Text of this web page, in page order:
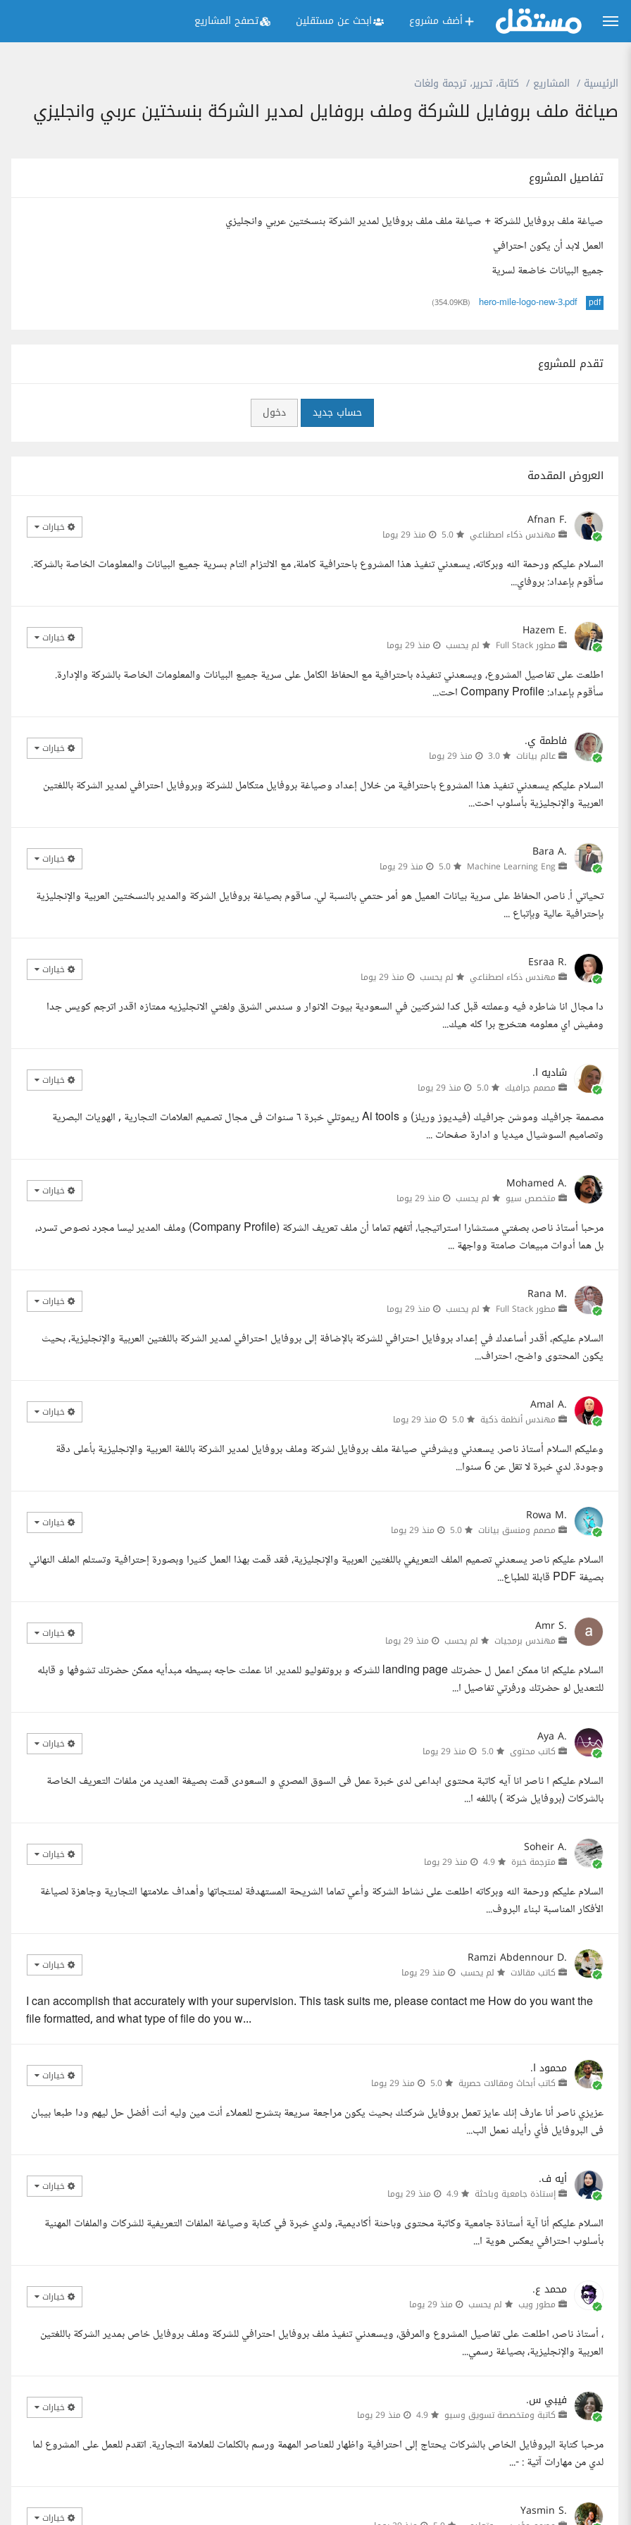
أضف مشروع ابحث عن مستقلين تصفح المشاريع
الرئيسية المشاريع كتابة، تحرير، ترجمة ولغات
صياغة ملف بروفايل للشركة وملف بروفايل لمدير الشركة بنسختين عربي وانجليزي
تفاصيل المشروع
صياغة ملف بروفايل للشركة + صياغة ملف ملف بروفايل لمدير الشركة بنسختين عربي وانجليزي
العمل لابد أن يكون احترافي
جميع البيانات خاضعة لسرية
pdf
hero-mile-logo-new-3.pdf
(354.09KB)
تقدم للمشروع
حساب جديد دخول
العروض المقدمة
Afnan F.
مهندس ذكاء اصطناعي منذ 29 يوما خيارات
السلام عليكم ورحمة الله وبركاته، يسعدني تنفيذ هذا المشروع باحترافية كاملة، مع الالتزام التام بسرية جميع البيانات والمعلومات الخاصة بالشركة.
سأقوم بإعداد: بروفاي...
Hazem E.
مطور Full Stack لم يحسب منذ 29 يوما خيارات
اطلعت على تفاصيل المشروع، ويسعدني تنفيذه باحترافية مع الحفاظ الكامل على سرية جميع البيانات والمعلومات الخاصة بالشركة والإدارة.
سأقوم بإعداد: Company Profile احت...
فاطمة ي.
عالم بيانات منذ 29 يوما خيارات
السلام عليكم يسعدني تنفيذ هذا المشروع باحترافية من خلال إعداد وصياغة بروفايل متكامل للشركة وبروفايل احترافي لمدير الشركة باللغتين
العربية والإنجليزية بأسلوب احت...
Bara A.
منذ 29 يوما خيارات
تحياتي أ. ناصر، الحفاظ على سرية بيانات العميل هو أمر حتمي بالنسبة لي. ساقوم بصياغة بروفايل الشركة والمدير بالنسختين العربية والإنجليزية
بإحترافية عالية وبإتباع ...
Esraa R.
مهندس ذكاء اصطناعي لم يحسب منذ 29 يوما خيارات
دا مجال انا شاطره فيه وعملته قبل كدا لشركتين في السعودية بيوت الانوار و سندس الشرق ولغتي الانجليزيه ممتازه اقدر اترجم كويس جدا
ومفيش اي معلومه هتخرج برا كله هيك...
شاديه ا.
مصمم جرافيك منذ 29 يوما خيارات
مصممة جرافيك وموشن جرافيك (فيديوز وريلز) و Ai tools ريموتلي خبرة ٦ سنوات فى مجال تصميم العلامات التجارية , الهويات البصرية
وتصاميم السوشيال ميديا و ادارة صفحات ...
Mohamed A.
متخصص سيو لم يحسب منذ 29 يوما خيارات
مرحبا أستاذ ناصر، بصفتي مستشارا استراتيجيا، أتفهم تماما أن ملف تعريف الشركة (Company Profile) وملف المدير ليسا مجرد نصوص تسرد،
بل هما أدوات مبيعات صامتة وواجهة ...
Rana M.
مطور Full Stack لم يحسب منذ 29 يوما خيارات
السلام عليكم، أقدر أساعدك في إعداد بروفايل احترافي للشركة بالإضافة إلى بروفايل احترافي لمدير الشركة باللغتين العربية والإنجليزية، بحيث
يكون المحتوى واضح، احتراف...
Amal A.
مهندس أنظمة ذكية منذ 29 يوما خيارات
وعليكم السلام أستاذ ناصر. يسعدني ويشرفني صياغة ملف بروفايل لشركة وملف بروفايل لمدير الشركة باللغة العربية والإنجليزية بأعلى دقة
وجودة. لدي خبرة لا تقل عن 6 سنوا...
Rowa M.
مصمم ومنسق بيانات منذ 29 يوما خيارات
السلام عليكم ناصر يسعدني تصميم الملف التعريفي باللغتين العربية والإنجليزية، فقد قمت بهذا العمل كثيرا وبصورة إحترافية وتستلم الملف النهائي
بصيفة PDF قابلة للطباع...
Amr S.
مهندس برمجيات لم يحسب منذ 29 يوما خيارات
السلام عليكم انا ممكن اعمل ل حضرتك landing page للشركه و بروتفوليو للمدير. انا عملت حاجه بسيطه مبدأيه ممكن حضرتك تشوفها و قابله
للتعديل لو حضرتك ورفرتي تفاصيل ا...
Aya A.
كاتب محتوى منذ 29 يوما خيارات
السلام عليكم ا ناصر انا آيه كاتبة محتوى ابداعى لدى خبرة عمل فى السوق المصري و السعودى قمت بصيغة العديد من ملفات التعريف الخاصة
بالشركات (بروفايل شركة ) باللغه ا...
Soheir A.
مترجمة خبرة منذ 29 يوما خيارات
السلام عليكم ورحمة الله وبركاته اطلعت على نشاط الشركة وأعي تماما الشريحة المستهدفة لمنتجاتها وأهداف علامتها التجارية وجاهزة لصياغة
الأفكار المناسبة لبناء البروف...
Ramzi Abdennour D.
كاتب مقالات لم يحسب منذ 29 يوما خيارات
I can accomplish that accurately with your supervision. This task suits me, please contact me How do you want the
file formatted, and what type of file do you w...
محمود ا.
كاتب أبحاث ومقالات حصرية منذ 29 يوما خيارات
عزيزي ناصر أنا عارف إنك عايز تعمل بروفايل شركتك بحيث يكون مراجعة سريعة بتشرح للعملاء أنت مين وليه أنت أفضل حل ليهم ودا طبعا بيبان
فى البروفايل فأي رأيك نعمل الب...
أيه ف.
إستاذة جامعية وباحثة منذ 29 يوما خيارات
السلام عليكم أنا آية أستاذة جامعية وكاتبة محتوى وباحثة أكاديمية، ولدي خبرة في كتابة وصياغة الملفات التعريفية للشركات والملفات المهنية
بأسلوب احترافي يعكس هوية ا...
محمد ع.
مطور ويب لم يحسب منذ 29 يوما خيارات
، أستاذ ناصر، اطلعت على تفاصيل المشروع والمرفق، ويسعدني تنفيذ ملف بروفايل احترافي للشركة وملف بروفايل خاص بمدير الشركة باللغتين
العربية والإنجليزية، بصياغة رسمي...
فيبي س.
كاتبة ومتخصصة تسويق وسيو منذ 29 يوما خيارات
مرحبا كتابة البروفايل الخاص بالشركات يحتاج إلى احترافية واظهار للعناصر المهمة ورسم بالكلمات للعلامة التجارية. اتقدم للعمل على المشروع لما
لدي من مهارات آتية : -...
Yasmin S. خيارات